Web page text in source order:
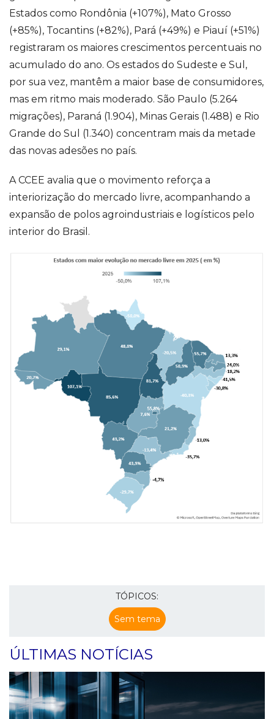
Estados como Rondônia (+107%), Mato Grosso
(+85%), Tocantins (+82%), Pará (+49%) e Piauí (+51%)
registraram os maiores crescimentos percentuais no
acumulado do ano. Os estados do Sudeste e Sul,
por sua vez, mantêm a maior base de consumidores,
mas em ritmo mais moderado. São Paulo (5.264
migrações), Paraná (1.904), Minas Gerais (1.488) e Rio
Grande do Sul (1.340) concentram mais da metade
das novas adesões no país.
A CCEE avalia que o movimento reforça a
interiorização do mercado livre, acompanhando a
expansão de polos agroindustriais e logísticos pelo
interior do Brasil.
TÓPICOS:
Sem tema
ÚLTIMAS NOTÍCIAS